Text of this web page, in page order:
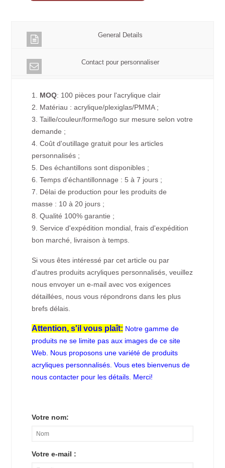
General Details
Contact pour personnaliser
1. MOQ: 100 pièces pour l'acrylique clair
2. Matériau : acrylique/plexiglas/PMMA ;
3. Taille/couleur/forme/logo sur mesure selon votre
demande ;
4. Coût d'outillage gratuit pour les articles
personnalisés ;
5. Des échantillons sont disponibles ;
6. Temps d'échantillonnage : 5 à 7 jours ;
7. Délai de production pour les produits de
masse : 10 à 20 jours ;
8. Qualité 100% garantie ;
9. Service d'expédition mondial, frais d'expédition
bon marché, livraison à temps.
Si vous êtes intéressé par cet article ou par
d'autres produits acryliques personnalisés, veuillez
nous envoyer un e-mail avec vos exigences
détaillées, nous vous répondrons dans les plus
brefs délais.
Attention, s'il vous plaît: Notre gamme de
produits ne se limite pas aux images de ce site
Web. Nous proposons une variété de produits
acryliques personnalisés. Vous etes bienvenus de
nous contacter pour les détails. Merci!
Votre nom:
Votre e-mail :